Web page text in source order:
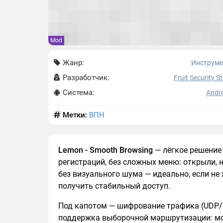
Mod
Жанр:
Разработчик: Fruit Security
Система:
Метки: ВПН
Lemon - Smooth Browsing — лёгкое решение
регистраций, без сложных меню: открыли,
без визуального шума — идеально, если
получить стабильный доступ.
Под капотом — шифрование трафика (UDP/
поддержка выборочной маршрутизации: